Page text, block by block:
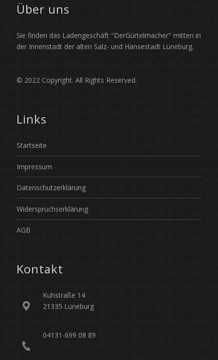
Über uns
Sie finden das Ladengeschäft "DerGürtelmacher" mitten in
der Innenstadt der alten Salz- und Hansestadt Lüneburg.
© 2022 Copyright. All Rights Reserved.
Links
Startseite
Impressum
Datenschutzerklärung
Widerspruchserklärung
AGB
Kontakt
Kuhstraße 14
21335 Lüneburg
04131-699 08 89